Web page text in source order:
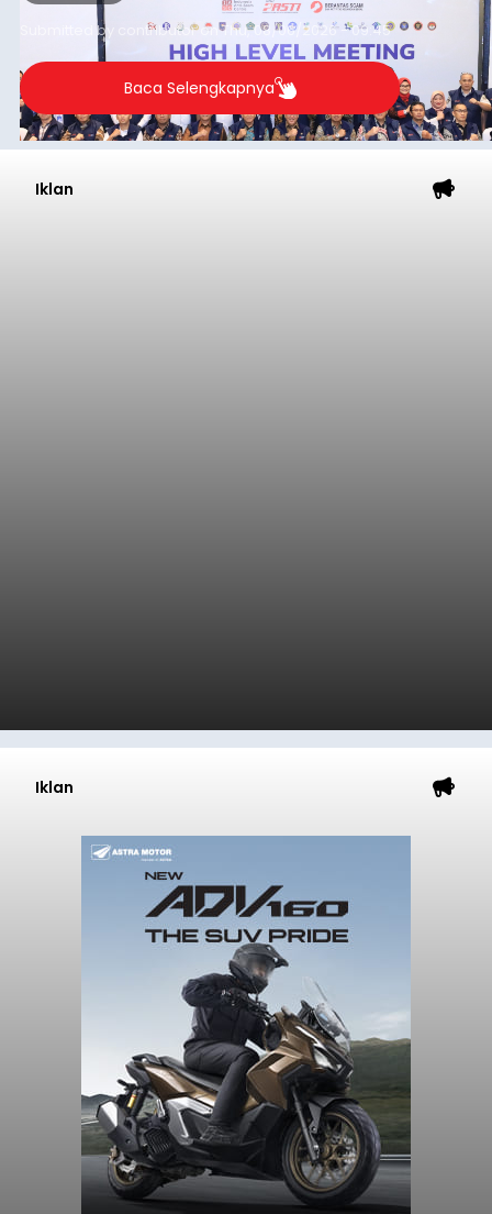
Submitted by contributoronThu, 08/06/2026 - 09:45
Baca Selengkapnya
Iklan
Iklan